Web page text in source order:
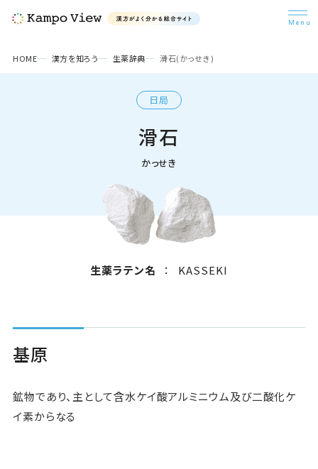
漢方コラム
病院・医師検索
Pick Up
ニュース
お問い合わせ
HOME 漢方を知ろう 生薬辞典 滑石(かっせき)
日局
滑石
かっせき
生薬ラテン名 ： KASSEKI
基原
鉱物であり、主として含水ケイ酸アルミニウム及び二酸化ケ
イ素からなる